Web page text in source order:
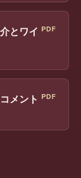
とワイ
PDF
メント PDF